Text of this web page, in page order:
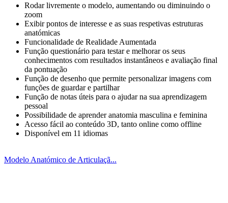
Rodar livremente o modelo, aumentando ou diminuindo o
zoom
Exibir pontos de interesse e as suas respetivas estruturas
anatómicas
Funcionalidade de Realidade Aumentada
Função questionário para testar e melhorar os seus
conhecimentos com resultados instantâneos e avaliação final
da pontuação
Função de desenho que permite personalizar imagens com
funções de guardar e partilhar
Função de notas úteis para o ajudar na sua aprendizagem
pessoal
Possibilidade de aprender anatomia masculina e feminina
Acesso fácil ao conteúdo 3D, tanto online como offline
Disponível em 11 idiomas
Modelo Anatómico de Articulaçã...